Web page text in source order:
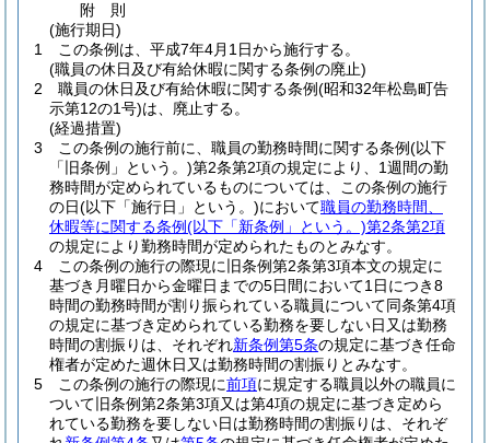
附 則
(施行期日)
1
この条例は、平成7年4月1日から施行する。
(職員の休日及び有給休暇に関する条例の廃止)
2
職員の休日及び有給休暇に関する条例(昭和32年松島町告
示第12の1号)は、廃止する。
(経過措置)
3
この条例の施行前に、職員の勤務時間に関する条例(以下
「旧条例」という。)第2条第2項の規定により、1週間の勤
務時間が定められているものについては、この条例の施行
の日(以下「施行日」という。)において職員の勤務時間、
休暇等に関する条例(以下「新条例」という。)第2条第2項
の規定により勤務時間が定められたものとみなす。
4
この条例の施行の際現に旧条例第2条第3項本文の規定に
基づき月曜日から金曜日までの5日間において1日につき8
時間の勤務時間が割り振られている職員について同条第4項
の規定に基づき定められている勤務を要しない日又は勤務
時間の割振りは、それぞれ新条例第5条の規定に基づき任命
権者が定めた週休日又は勤務時間の割振りとみなす。
5
この条例の施行の際現に前項に規定する職員以外の職員に
ついて旧条例第2条第3項又は第4項の規定に基づき定めら
れている勤務を要しない日は勤務時間の割振りは、それぞ